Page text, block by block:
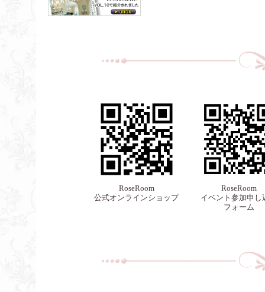
RoseRoom
公式オンラインショップ
RoseRoom
イベント参加申し
フォーム